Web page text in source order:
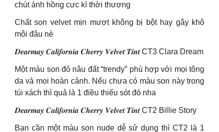
chút ánh hồng cực kì thời thượng
Chất son velvet mịn mượt không bị bột hay gây khô
môi đâu nè
𝑫𝒆𝒂𝒓𝒎𝒂𝒚 𝑪𝒂𝒍𝒊𝒇𝒐𝒓𝒏𝒊𝒂 𝑪𝒉𝒆𝒓𝒓𝒚 𝑽𝒆𝒍𝒗𝒆𝒕 𝑻𝒊𝒏𝒕 CT3 Clara Dream
Một màu son đỏ nâu đất “trendy” phù hợp với mọi tông
da và mọi hoàn cảnh. Nếu chưa có màu son này trong
túi xách thì quả là 1 điều thiếu sót đó nha
𝑫𝒆𝒂𝒓𝒎𝒂𝒚 𝑪𝒂𝒍𝒊𝒇𝒐𝒓𝒏𝒊𝒂 𝑪𝒉𝒆𝒓𝒓𝒚 𝑽𝒆𝒍𝒗𝒆𝒕 𝑻𝒊𝒏𝒕 CT2 Billie Story
Bạn cần một màu son nude dễ sử dụng thì CT2 là 1